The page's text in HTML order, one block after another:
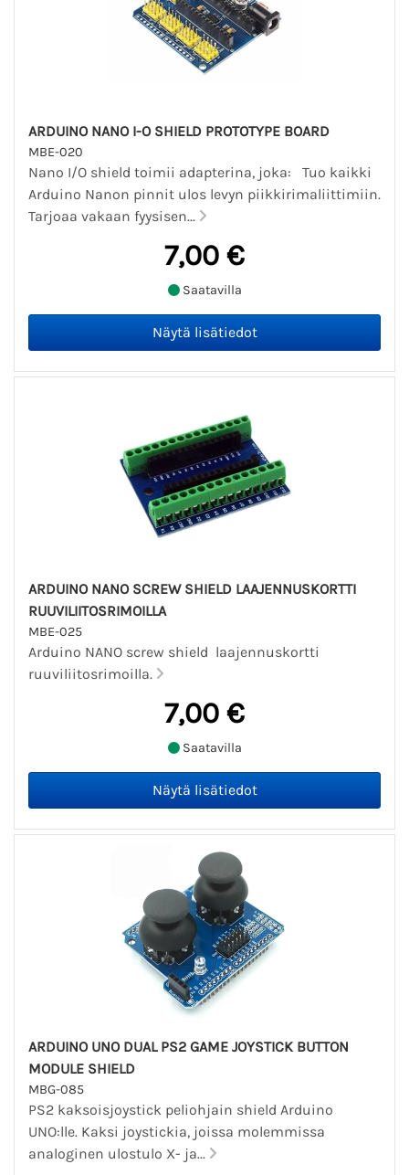
ARDUINO NANO I-O SHIELD PROTOTYPE BOARD
MBE-020
Nano I/O shield toimii adapterina, joka: Tuo kaikki
Arduino Nanon pinnit ulos levyn piikkirimaliittimiin.
Tarjoaa vakaan fyysisen...
7,00 €
Saatavilla
ARDUINO NANO SCREW SHIELD LAAJENNUSKORTTI
RUUVILIITOSRIMOILLA
MBE-025
Arduino NANO screw shield laajennuskortti
ruuviliitosrimoilla.
7,00 €
Saatavilla
ARDUINO UNO DUAL PS2 GAME JOYSTICK BUTTON
MODULE SHIELD
MBG-085
PS2 kaksoisjoystick peliohjain shield Arduino
UNO:lle. Kaksi joystickia, joissa molemmissa
analoginen ulostulo X- ja...